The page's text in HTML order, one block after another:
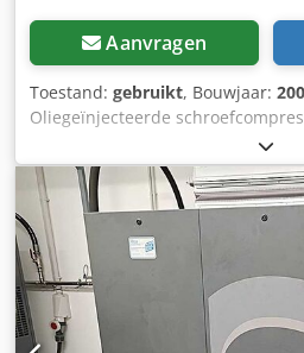
Aanvragen
Toestand: gebruikt, Bouwjaar:
Oliegeïnjecteerde
koeldroger Motorvermogen: 15 kW
Stroomvoorziening: 380 V / 50 Hz
luchtopbrengst (FAD): 798 m³/u
Geluidsniveau: 68 dB(A)
Ajwgca Tsilewa Afmetingen (L × B
mm Gewicht: 450 kg Koeling:
droger: Ja Besturingssysteem: